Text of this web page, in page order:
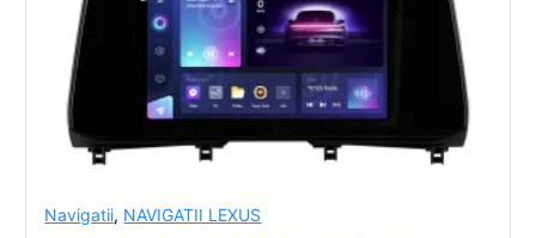
Navigatii, NAVIGATII LEXUS